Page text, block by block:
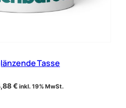
Tasse
€ inkl. 19% MwSt.